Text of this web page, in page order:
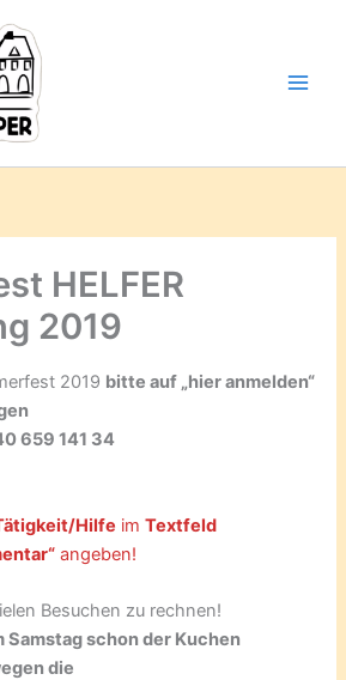
HELFER
2019
2019 bitte auf „hier anmelden“
659 141 34
Hilfe imTextfeld
angeben!
Besuchen zu rechnen!
Samstag schon der Kuchen
die